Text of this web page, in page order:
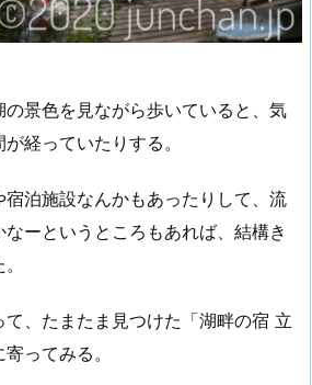
景色を見ながら歩いていると、気
経っていたりする。
泊施設なんかもあったりして、流
ーというところもあれば、結構き
、たまたま見つけた「湖畔の宿 立
ってみる。